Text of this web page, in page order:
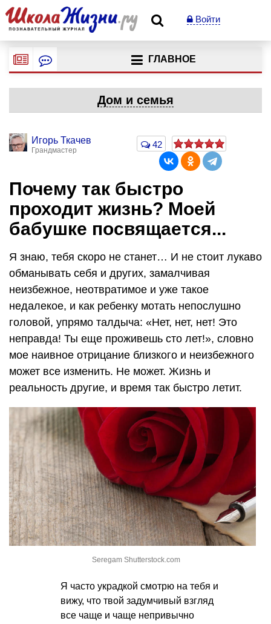
Войти
ГЛАВНОЕ
Дом и семья
Игорь Ткачев
Грандмастер
42
Почему так быстро
проходит жизнь? Моей
бабушке посвящается...
Я знаю, тебя скоро не станет… И не стоит лукаво
обманывать себя и других, замалчивая
неизбежное, неотвратимое и уже такое
недалекое, и как ребенку мотать непослушно
головой, упрямо талдыча: «Нет, нет, нет! Это
неправда! Ты еще проживешь сто лет!», словно
мое наивное отрицание близкого и неизбежного
может все изменить. Не может. Жизнь и
реальность другие, и время так быстро летит.
Seregam Shutterstock.com
Я часто украдкой смотрю на тебя и
вижу, что твой задумчивый взгляд
все чаще и чаще непривычно